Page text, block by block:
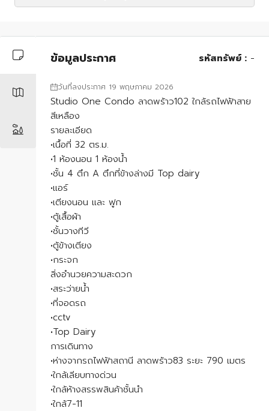
ข้อมูลประกาศ รหัสทรัพย์ : -
วันที่ลงประกาศ 19 พฤษภาคม 2026
Studio One Condo ลาดพร้าว102 ใกล้รถไฟฟ้าสาย
สีเหลือง
รายละเอียด
•เนื้อที่ 32 ตร.ม.
•1 ห้องนอน 1 ห้องน้ำ
•ชั้น 4 ตึก A ตึกที่ข้างล่างมี Top dairy
•แอร์
•เตียงนอน และ ฟูก
•ตู้เสื้อผ้า
•ชั้นวางทีวี
•ตู้ข้างเตียง
•กระจก
สิ่งอำนวยความสะดวก
•สระว่ายน้ำ
•ที่จอดรถ
•cctv
•Top Dairy
การเดินทาง
•ห่างจากรถไฟฟ้าสถานี ลาดพร้าว83 ระยะ 790 เมตร
•ใกล้เลียบทางด่วน
•ใกล้ห้างสรรพสินค้าชั้นนำ
•ใกล้7-11